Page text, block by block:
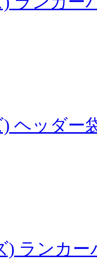
ヘッダー
) ランカー